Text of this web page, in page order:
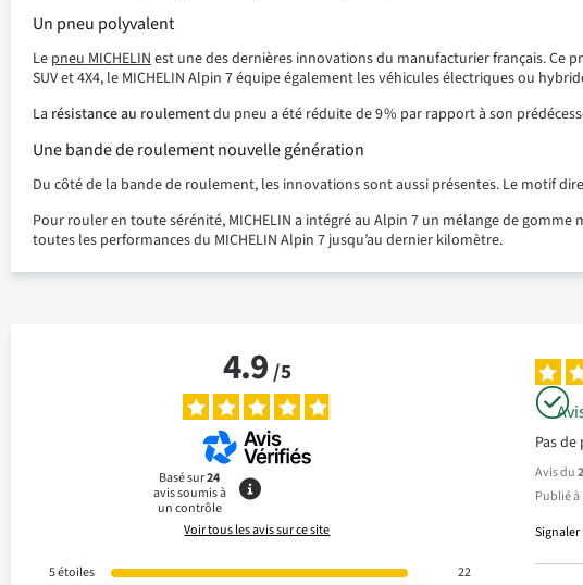
Un pneu polyvalent
Le pneu MICHELINest une des dernières innovations du manufacturier français. Ce
SUV et 4X4, le MICHELIN Alpin 7 équipe également les véhicules électriques ou
La résistance au roulementdu pneu a été réduite de 9 % par rapport à son
Une bande de roulement nouvelle génération
Du côté de la bande de roulement, les innovations sont aussi présentes. Le motif
Pour rouler en toute sérénité, MICHELIN a intégré au Alpin 7 un mélange de
toutes les performances du MICHELIN Alpin 7 jusqu’au dernier kilomètre.
4.9/5
Basé sur24
avis soumis à
un contrôle
Voir tous les avis sur ce site
5étoiles
22
Pas
Avis du
Publié
Signaler